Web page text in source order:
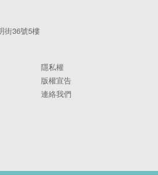
街36號5樓
隱私權
版權宣告
連絡我們